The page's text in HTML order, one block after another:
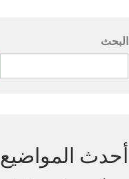
البحث
أحدث المواضيع